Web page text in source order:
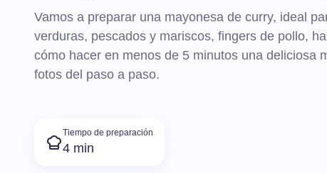
Vamos a preparar una mayonesa de curry, ideal
verduras, pescados y mariscos, fingers de pollo,
cómo hacer en menos de 5 minutos una deliciosa
fotos del paso a paso.
Tiempo de preparación
4 min